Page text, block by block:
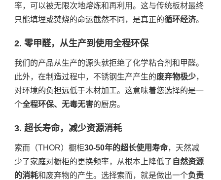
率，可以被无限次地熔炼和再利用。这与传统板材最终
只能填埋或焚烧的命运截然不同，是真正的循环经济。
2. 零甲醛，从生产到使用全程环保
我们的产品从生产的源头就拒绝了化学粘合剂和甲醛。
此外，在制造过程中，不锈钢生产产生的废弃物极少，
对环境的负担远低于木材加工。这意味着您选择的是一
个全程环保、无毒无害的厨房。
3. 超长寿命，减少资源消耗
索而（THOR）橱柜30-50年的超长使用寿命，天然减
少了家庭对橱柜的更换频率，从根本上降低了 自然资源
的消耗和废弃物的产生。选择索而，就是做出一个负责